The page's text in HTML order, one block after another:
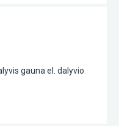
gauna el. dalyvio